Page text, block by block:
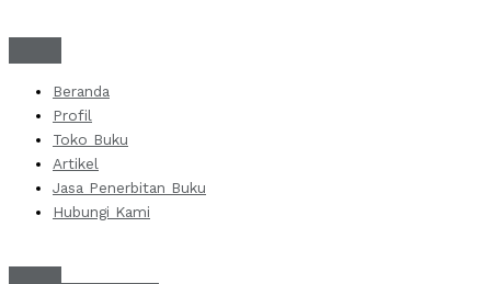
to
Beranda
Profil
Toko Buku
Artikel
Jasa Penerbitan Buku
Hubungi Kami